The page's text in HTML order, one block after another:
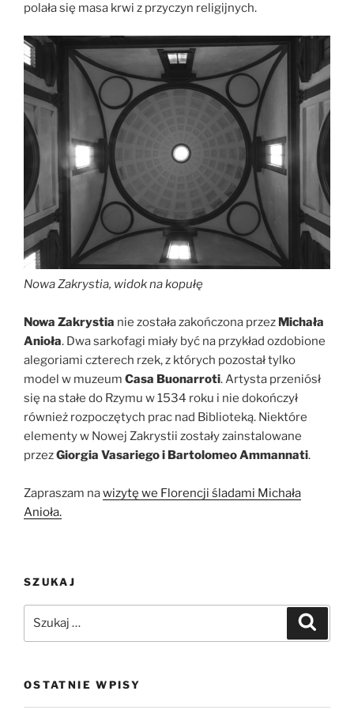
polała się masa krwi z przyczyn religijnych.
Nowa Zakrystia, widok na kopułę
Nowa Zakrystia nie została zakończona przez Michała
Anioła. Dwa sarkofagi miały być na przykład ozdobione
alegoriami czterech rzek, z których pozostał tylko
model w muzeum Casa Buonarroti. Artysta przeniósł
się na stałe do Rzymu w 1534 roku i nie dokończył
również rozpoczętych prac nad Biblioteką. Niektóre
elementy w Nowej Zakrystii zostały zainstalowane
przezGiorgia Vasariego i Bartolomeo Ammannati.
Zapraszam nawizytę we Florencji śladami Michała
Anioła.
SZUKAJ
OSTATNIE WPISY